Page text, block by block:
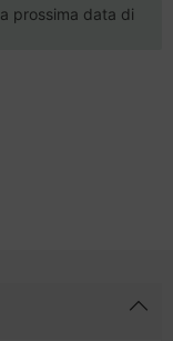
prossima data di